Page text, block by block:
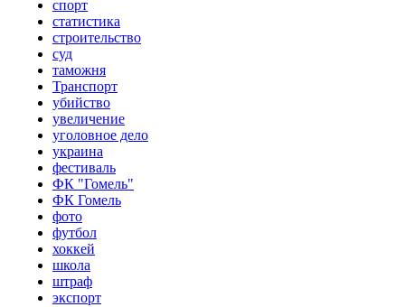
спорт
статистика
строительство
суд
таможня
Транспорт
убийство
увеличение
уголовное дело
украина
фестиваль
ФК "Гомель"
ФК Гомель
фото
футбол
хоккей
школа
штраф
экспорт